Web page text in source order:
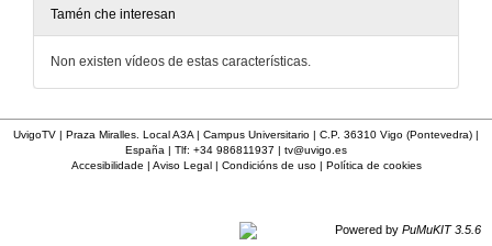
Tamén che interesan
Non existen vídeos de estas características.
UvigoTV | Praza Miralles. Local A3A | Campus Universitario | C.P. 36310 Vigo (Pontevedra) |
España | Tlf: +34 986811937 | tv@uvigo.es
Accesibilidade | Aviso Legal| Condicións de uso| Política de cookies
Powered by PuMuKIT 3.5.6